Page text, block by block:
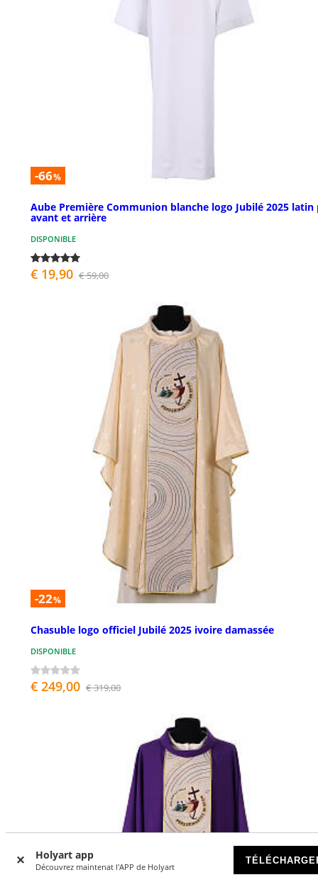
Holyart app
Découvrez maintenat l'APP de Holyart
-66%
Aube Première Communion blanche logo Jubilé 2025 latin
avant et arrière
DISPONIBLE
€ 19,90 € 59,00
-22%
Chasuble logo officiel Jubilé 2025 ivoire damassée
DISPONIBLE
€ 249,00 € 319,00